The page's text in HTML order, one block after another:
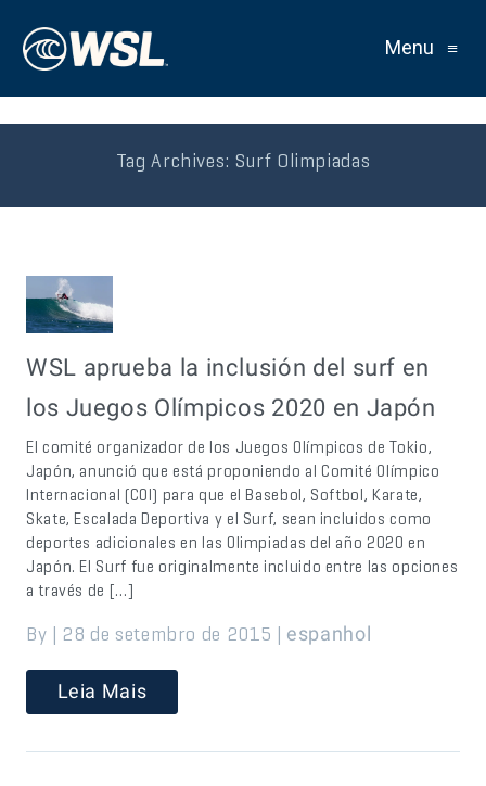
Menu ≡
Tag Archives: Surf Olimpiadas
WSL aprueba la inclusión del surf en
los Juegos Olímpicos 2020 en Japón
El comité organizador de los Juegos Olímpicos de Tokio,
Japón, anunció que está proponiendo al Comité Olímpico
Internacional (COI) para que el Basebol, Softbol, Karate,
Skate, Escalada Deportiva y el Surf, sean incluidos como
deportes adicionales en las Olimpiadas del año 2020 en
Japón. El Surf fue originalmente incluido entre las opciones
a través de […]
By | 28 de setembro de 2015 | espanhol
Leia Mais